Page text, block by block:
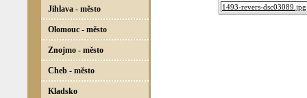
Jihlava - město
Olomouc - město
Znojmo - město
Cheb - město
Kladsko
1493-revers-dsc03089.jpg